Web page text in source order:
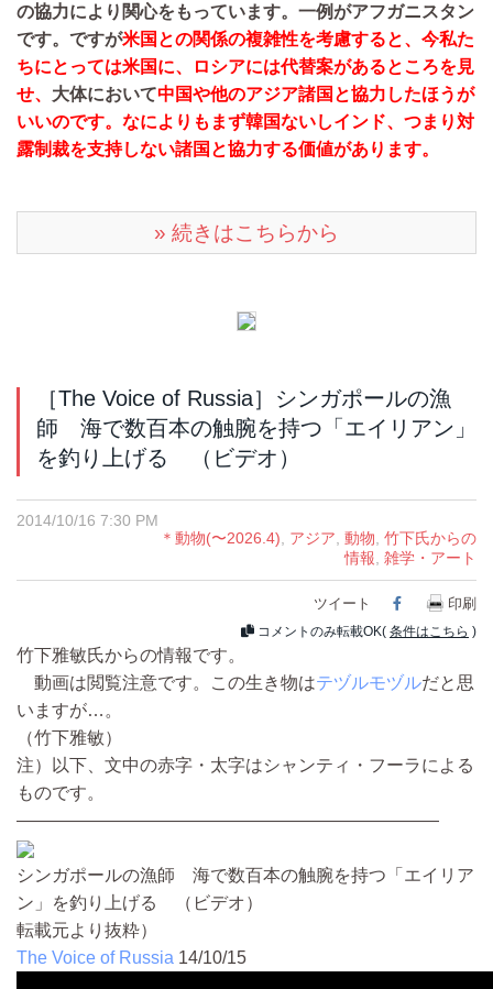
の協力により関心をもっています。一例がアフガニスタン
です。ですが米国との関係の複雑性を考慮すると、今私た
ちにとっては米国に、ロシアには代替案があるところを見
せ、 大体において中国や他のアジア諸国と協力したほうが
いいのです。なによりもまず韓国ないしインド、つまり対
露制裁を支持しない諸国と協力する価値があります。
» 続きはこちらから
［The Voice of Russia］シンガポールの漁
師 海で数百本の触腕を持つ「エイリアン」
を釣り上げる （ビデオ）
2014/10/16 7:30 PM
＊動物(〜2026.4)
アジア 動物 竹下氏からの
情報 雑学・アート
ツイート Facebook
印刷
コメントのみ転載OK( 条件はこちら )
竹下雅敏氏からの情報です。
動画は閲覧注意です。この生き物はテヅルモヅルだと思
いますが…。
（竹下雅敏）
注）以下、文中の赤字・太字はシャンティ・フーラによる
ものです。
――――――――――――――――――――――――
シンガポールの漁師 海で数百本の触腕を持つ「エイリア
ン」を釣り上げる （ビデオ）
転載元より抜粋）
The Voice of Russia 14/10/15